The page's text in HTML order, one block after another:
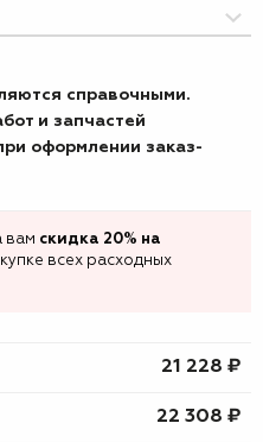
справочными.
и запчастей
оформлении заказ-
вам скидка 20% на
всех расходных
21 228 ₷
22 308 ₷